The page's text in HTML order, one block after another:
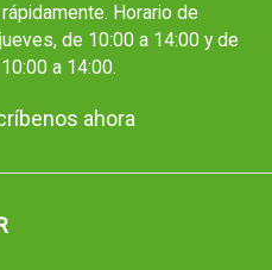
Horario de
de 10:00 a 14:00 y de
a 14:00.
ahora